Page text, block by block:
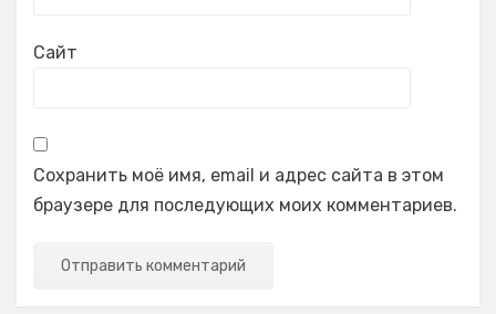
Сайт
Сохранить моё имя, email и адрес сайта в этом
браузере для последующих моих комментариев.